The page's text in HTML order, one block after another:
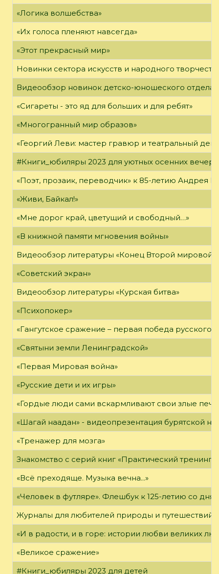
«Логика волшебства»
«Их голоса пленяют навсегда»
«Этот прекрасный мир»
Новинки сектора искусств и народного
Видеообзор новинок детско-юношеского отдела
«Сигареты - это яд для больших и для ребят»
«Многогранный мир образов»
«Георгий Леви: мастер гравюр и театральный
#Книги_юбиляры 2023 для уютных осенних
«Поэт, прозаик, переводчик» к 85-летию Андрея
«Живи, Байкал!»
«Мне дорог край, цветущий и свободный…»
«В книжной памяти мгновения войны»
Видеообзор литературы «Конец Второй мировой
«Советский экран»
Видеообзор литературы «Курская битва»
«Психопокер»
«Гангутское сражение – первая победа русского
«Святыни земли Ленинградской»
«Первая Мировая война»
«Русские дети и их игры»
«Гордые люди сами вскармливают свои злые
«Шагай наадан» - видеопрезентация бурятской
«Тренажер для мозга»
Знакомство с серий книг «Практический тренинг»
«Всё преходяще. Музыка вечна...»
«Человек в футляре». Флешбук к 125-летию со дня
Журналы для любителей природы и путешествий
«И в радости, и в горе: истории любви великих
«Великое сражение»
#Книги_юбиляры 2023 для детей